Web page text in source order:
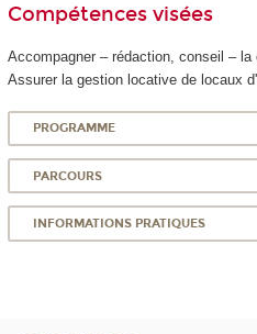
Compétences visées
Accompagner – rédaction, conseil –
Assurer la gestion locative de locaux
PROGRAMME
PARCOURS
INFORMATIONS PRATIQUES